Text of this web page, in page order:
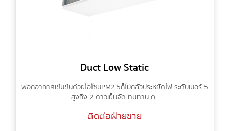
Duct Low Static
ฟอกอากาศเข้มข้นด้วยโอโซน PM2.5 ก็ไม่กลัวประหยัดไฟ ระดับเบอร์ 5
สูงถึง 2 ดาวเย็นจัด ทนทาน ต..
ติดต่อฝ่ายขาย